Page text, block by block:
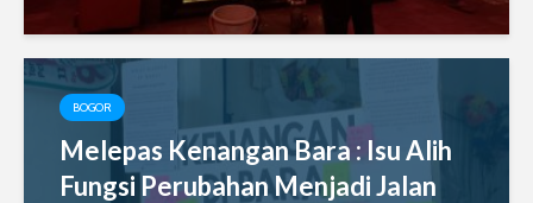
BOGOR
Melepas Kenangan Bara : Isu Alih
Fungsi Perubahan Menjadi Jalan